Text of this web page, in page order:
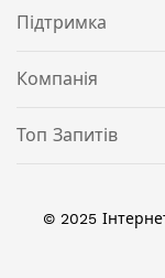
Підтримка
Компанія
Топ Запитів
© 2025